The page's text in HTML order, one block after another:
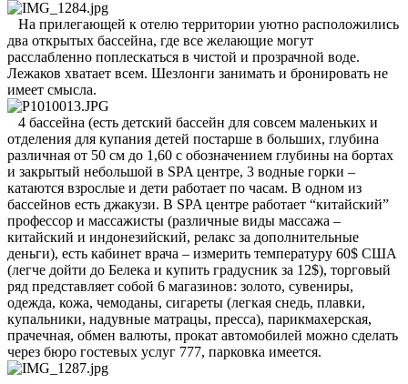
На прилегающей к отелю территории уютно расположились
два открытых бассейна, где все желающие могут
расслабленно поплескаться в чистой и прозрачной воде.
Лежаков хватает всем. Шезлонги занимать и бронировать не
имеет смысла.
4 бассейна (есть детский бассейн для совсем маленьких и
отделения для купания детей постарше в больших, глубина
различная от 50 см до 1,60 с обозначением глубины на бортах
и закрытый небольшой в SPA центре, 3 водные горки –
катаются взрослые и дети работает по часам. В одном из
бассейнов есть джакузи. В SPA центре работает “китайский”
профессор и массажисты (различные виды массажа –
китайский и индонезийский, релакс за дополнительные
деньги), есть кабинет врача – измерить температуру 60$ США
(легче дойти до Белека и купить градусник за 12$), торговый
ряд представляет собой 6 магазинов: золото, сувениры,
одежда, кожа, чемоданы, сигареты (легкая снедь, плавки,
купальники, надувные матрацы, пресса), парикмахерская,
прачечная, обмен валюты, прокат автомобилей можно сделать
через бюро гостевых услуг 777, парковка имеется.